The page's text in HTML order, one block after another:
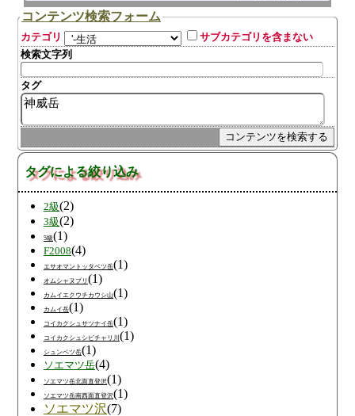
コンテンツ検索フォーム
カテゴリ
サブカテゴリを含まない
検索文字列
タグ
タグによる絞り込み
2級(2)
3級(2)
5級(1)
F2008(4)
エサオマントッタベツ岳(1)
オムシャヌプリ (1)
カムイエクウチカウシ山(1)
カムイ岳(1)
コイカクシュサツナイ岳(1)
コイカクシュシビチャリ川 (1)
シュンベツ岳(1)
ソエマツ岳(4)
ソエマツ岳北面直登沢(1)
ソエマツ岳南西面直登沢(1)
ソエマツ沢(7)